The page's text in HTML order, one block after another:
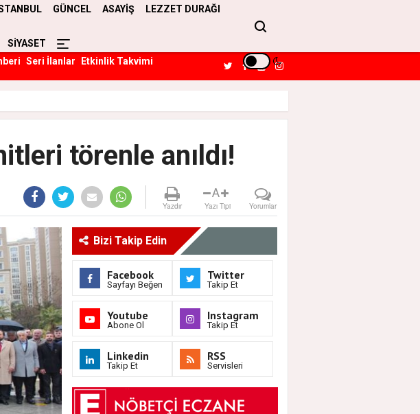
GÜNCEL ASAYİŞ LEZZET DURAĞI
SİYASET
Seri İlanlar
Etkinlik Takvimi
törenle anıldı!
Yazdır
A
Yazı Tipi Yorumlar
Bizi Takip Edin
Facebook
Sayfayı Beğen
Twitter
Takip Et
Youtube
Abone Ol
Instagram
Takip Et
Linkedin
Takip Et
RSS
Servisleri